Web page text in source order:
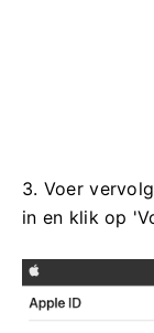
3. Voer
in en klik op